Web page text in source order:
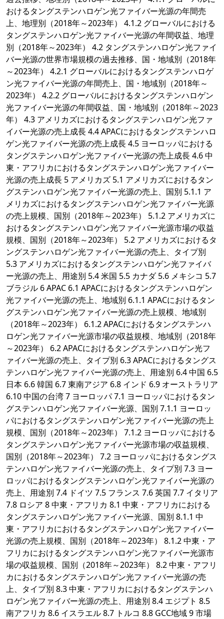
おけるタングステンハロゲン光ファイバー光源の年間売
上、地理別（2018年～2023年） 4.1.2 グローバルにおける
タングステンハロゲン光ファイバー光源の年間収益、地理
別（2018年～2023年） 4.2 タングステンハロゲン光ファイ
バー光源の世界市場規模の過去推移、国・地域別（2018年
～2023年） 4.2.1 グローバルにおけるタングステンハロゲ
ン光ファイバー光源の年間売上、国・地域別（2018年～
2023年） 4.2.2 グローバルにおけるタングステンハロゲン
光ファイバー光源の年間収益、国・地域別（2018年～2023
年） 4.3 アメリカズにおけるタングステンハロゲン光ファ
イバー光源の売上成長 4.4 APACにおけるタングステンハロ
ゲン光ファイバー光源の売上成長 4.5 ヨーロッパにおける
タングステンハロゲン光ファイバー光源の売上成長 4.6 中
東・アフリカにおけるタングステンハロゲン光ファイバー
光源の売上成長 5 アメリカズ 5.1 アメリカズにおけるタン
グステンハロゲン光ファイバー光源の売上、国別 5.1.1 ア
メリカズにおけるタングステンハロゲン光ファイバー光源
の売上規模、国別（2018年～2023年） 5.1.2 アメリカズに
おけるタングステンハロゲン光ファイバー光源市場の収益
規模、国別（2018年～2023年） 5.2 アメリカズにおけるタ
ングステンハロゲン光ファイバー光源の売上、タイプ別
5.3 アメリカズにおけるタングステンハロゲン光ファイバ
ー光源の売上、用途別 5.4 米国 5.5 カナダ 5.6 メキシコ 5.7
ブラジル 6 APAC 6.1 APACにおけるタングステンハロゲン
光ファイバー光源の売上、地域別 6.1.1 APACにおけるタン
グステンハロゲン光ファイバー光源の売上規模、地域別
（2018年～2023年） 6.1.2 APACにおけるタングステンハ
ロゲン光ファイバー光源市場の収益規模、地域別（2018年
～2023年） 6.2 APACにおけるタングステンハロゲン光フ
ァイバー光源の売上、タイプ別 6.3 APACにおけるタングス
テンハロゲン光ファイバー光源の売上、用途別 6.4 中国 6.5
日本 6.6 韓国 6.7 東南アジア 6.8 インド 6.9 オーストラリア
6.10 中国の台湾 7 ヨーロッパ 7.1 ヨーロッパにおけるタン
グステンハロゲン光ファイバー光源、国別 7.1.1 ヨーロッ
パにおけるタングステンハロゲン光ファイバー光源の売上
規模、国別（2018年～2023年） 7.1.2 ヨーロッパにおける
タングステンハロゲン光ファイバー光源市場の収益規模、
国別（2018年～2023年） 7.2 ヨーロッパにおけるタングス
テンハロゲン光ファイバー光源の売上、タイプ別 7.3 ヨー
ロッパにおけるタングステンハロゲン光ファイバー光源の
売上、用途別 7.4 ドイツ 7.5 フランス 7.6 英国 7.7 イタリア
7.8 ロシア 8 中東・アフリカ 8.1 中東・アフリカにおける
タングステンハロゲン光ファイバー光源、国別 8.1.1 中
東・アフリカにおけるタングステンハロゲン光ファイバー
光源の売上規模、国別（2018年～2023年） 8.1.2 中東・ア
フリカにおけるタングステンハロゲン光ファイバー光源市
場の収益規模、国別（2018年～2023年） 8.2 中東・アフリ
カにおけるタングステンハロゲン光ファイバー光源の売
上、タイプ別 8.3 中東・アフリカにおけるタングステンハ
ロゲン光ファイバー光源の売上、用途別 8.4 エジプト 8.5
南アフリカ 8.6 イスラエル 8.7 トルコ 8.8 GCC地域 9 市場